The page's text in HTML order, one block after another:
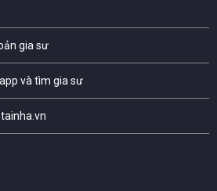
gia sư
và tìm gia sư